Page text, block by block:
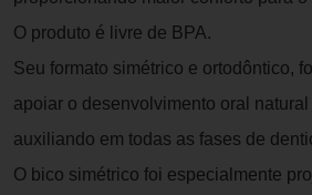
O produto é livre de BPA.
Seu formato simétrico e ortodôntico,
apoiar o desenvolvimento oral
auxiliando em todas as fases de
O bico simétrico foi especialmente